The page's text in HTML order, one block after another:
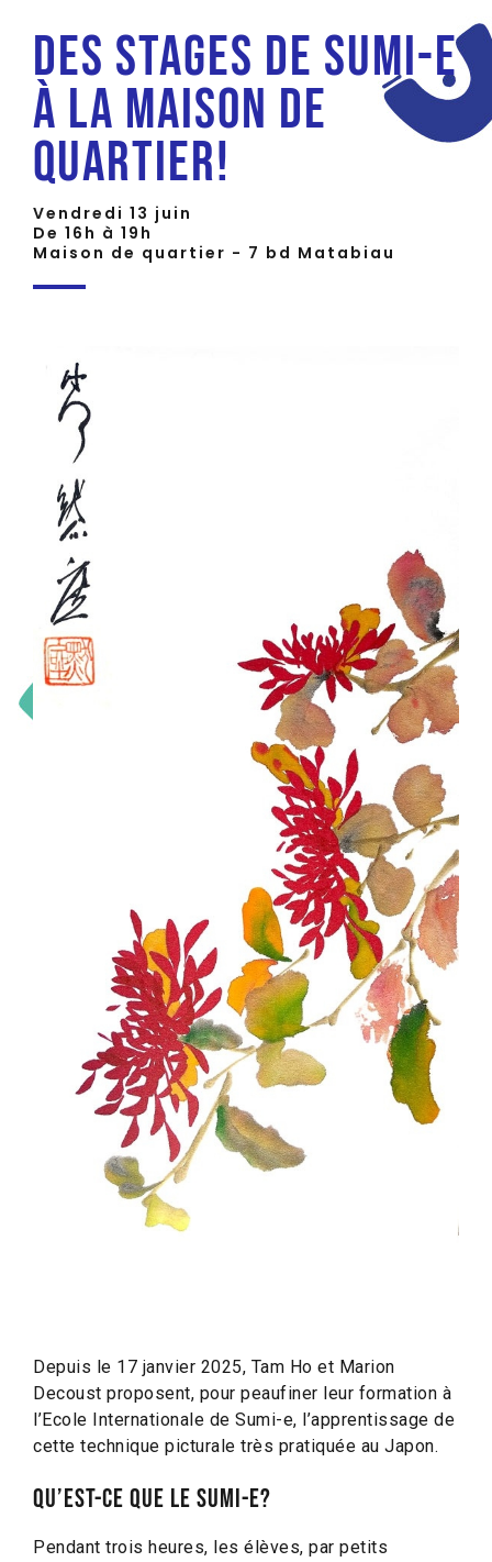
Des stages de sumi-e
à la maison de
quartier!
Vendredi 13 juin
De 16h à 19h
Maison de quartier - 7 bd Matabiau
Depuis le 17 janvier 2025, Tam Ho et Marion
Decoust proposent, pour peaufiner leur formation à
l’Ecole Internationale de Sumi-e, l’apprentissage de
cette technique picturale très pratiquée au Japon.
Qu’est-ce que le sumi-e?
Pendant trois heures, les élèves, par petits